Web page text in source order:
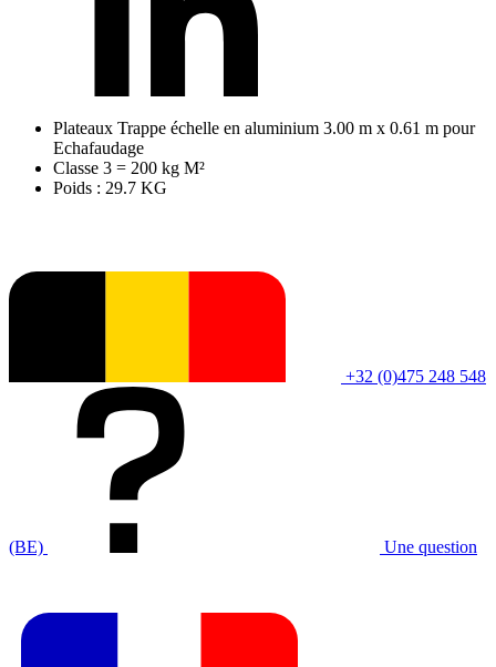
Plateaux Trappe échelle en aluminium 3.00 m x 0.61 m pour
Echafaudage
Classe 3 = 200 kg M²
Poids : 29.7 KG
+32 (0)475 248 548
(BE) Une question